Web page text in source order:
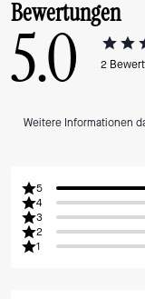
Bewertungen
5.0 2
Weitere Informationen
5
4
3
2
1